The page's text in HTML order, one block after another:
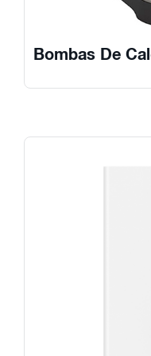
Bombas De